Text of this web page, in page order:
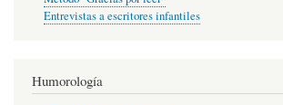
Entrevistas a escritores infantiles
Humorología